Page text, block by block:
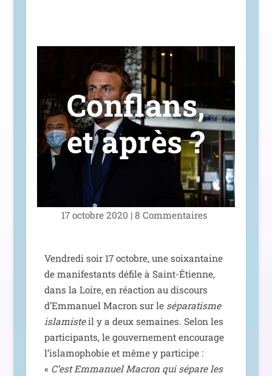
Conflans,
et après ?
17 octobre 2020 |8 Commentaires
Vendredi soir 17 octobre, une soixan­taine
de mani­fes­tants défile à Saint-Étienne,
dans la Loire, en réac­tion au dis­cours
d’Emmanuel Macron sur lesépa­ra­tisme
isla­misteil y a deux semaines. Selon les
par­ti­ci­pants, le gou­ver­ne­ment encou­rage
l’is­la­mo­pho­bie et même y par­ti­cipe :
« C’est Emmanuel Macron qui sépare les